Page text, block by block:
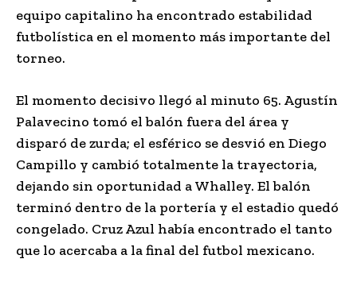
equipo capitalino ha encontrado estabilidad
futbolística en el momento más importante del
torneo.
El momento decisivo llegó al minuto 65. Agustín
Palavecino tomó el balón fuera del área y
disparó de zurda; el esférico se desvió en Diego
Campillo y cambió totalmente la trayectoria,
dejando sin oportunidad a Whalley. El balón
terminó dentro de la portería y el estadio quedó
congelado. Cruz Azul había encontrado el tanto
que lo acercaba a la final del futbol mexicano.